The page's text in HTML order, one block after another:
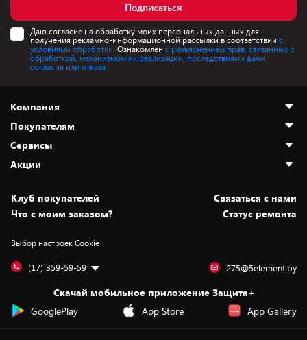
Подписаться
Даю согласие на обработку моих персональных данных для
получения рекламно-информационной рассылки в соответствии с
условиями обработки. Ознакомлен с разъяснением прав, связанных с
обработкой, механизмом их реализации, последствиями дачи
согласия или отказа.
Компания
О нас
Адреса магазинов
Новости
Статьи и обзоры
Вакансии
Дай пять добру!
Покупателям
Как сделать заказ
Оплата и доставка
Безналичный расчёт
Обмен и возврат товара
Обработка персональных данных
Подарочные карты
Сервисы
Установка техники
Для игровых консолей
Для мобильных устройств
Для компьютеров
Сервисные центры
Акции
Скидки и промокоды
Белорусские товары
Бонусы
Оплата частями
Новинки
Клуб покупателей
Cвязаться с нами
Что с моим заказом?
Статус ремонта
Выбор настроек Cookie
(17) 359-59-59 275@5element.by
Скачай мобильное приложение Защита+
GooglePlay
App Store App Gallery